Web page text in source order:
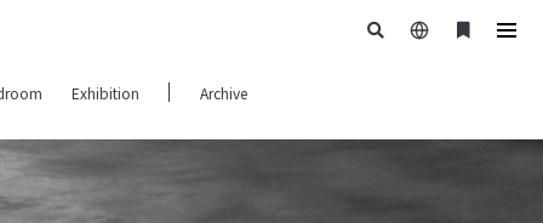
日
ブ
Exhibition Archive